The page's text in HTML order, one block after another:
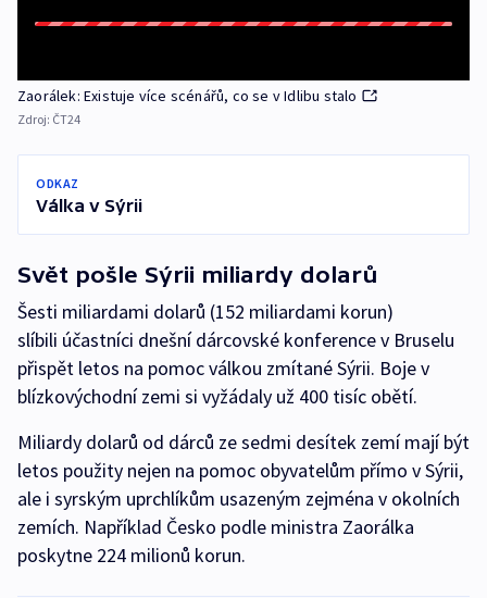
Zaorálek: Existuje více scénářů, co se v Idlibu stalo
Zdroj: ČT24
ODKAZ
Válka v Sýrii
Svět pošle Sýrii miliardy dolarů
Šesti miliardami dolarů (152 miliardami korun)
slíbili účastníci dnešní dárcovské konference v Bruselu
přispět letos na pomoc válkou zmítané Sýrii. Boje v
blízkovýchodní zemi si vyžádaly už 400 tisíc obětí.
Miliardy dolarů od dárců ze sedmi desítek zemí mají být
letos použity nejen na pomoc obyvatelům přímo v Sýrii,
ale i syrským uprchlíkům usazeným zejména v okolních
zemích. Například Česko podle ministra Zaorálka
poskytne 224 milionů korun.